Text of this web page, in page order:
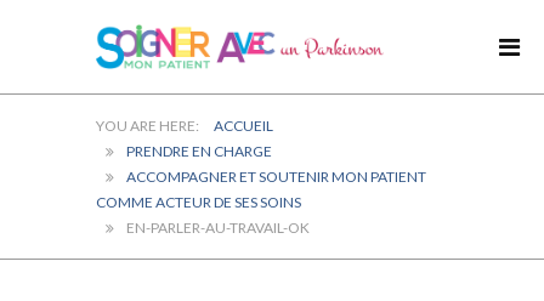
ACCUEIL
PRENDRE EN CHARGE
ACCOMPAGNER ET SOUTENIR MON PATIENT
COMME ACTEUR DE SES SOINS
EN-PARLER-AU-TRAVAIL-OK